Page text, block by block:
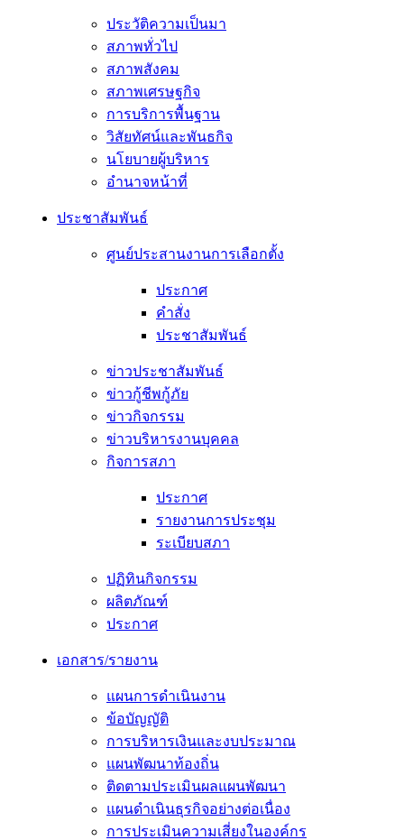
ประวัติความเป็นมา
สภาพทั่วไป
สภาพสังคม
สภาพเศรษฐกิจ
การบริการพื้นฐาน
วิสัยทัศน์และพันธกิจ
นโยบายผู้บริหาร
อํานาจหน้าที่
ประชาสัมพันธ์
ศูนย์ประสานงานการเลือกตั้ง
ประกาศ
คำสั่ง
ประชาสัมพันธ์
ข่าวประชาสัมพันธ์
ข่าวกู้ชีพกู้ภัย
ข่าวกิจกรรม
ข่าวบริหารงานบุคคล
กิจการสภา
ประกาศ
รายงานการประชุม
ระเบียบสภา
ปฏิทินกิจกรรม
ผลิตภัณฑ์
ประกาศ
เอกสาร/รายงาน
แผนการดำเนินงาน
ข้อบัญญัติ
การบริหารเงินและงบประมาณ
แผนพัฒนาท้องถิ่น
ติดตามประเมินผลแผนพัฒนา
แผนดำเนินธุรกิจอย่างต่อเนื่อง
การประเมินความเสี่ยงในองค์กร